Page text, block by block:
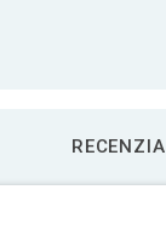
RECENZIA